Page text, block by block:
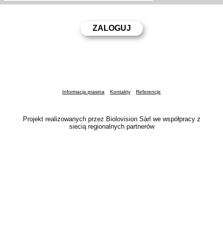
Informacja prawna Kontakty Referencje
Projekt realizowanych przez Biolovision Sàrl we współpracy z
siecią regionalnych partnerów